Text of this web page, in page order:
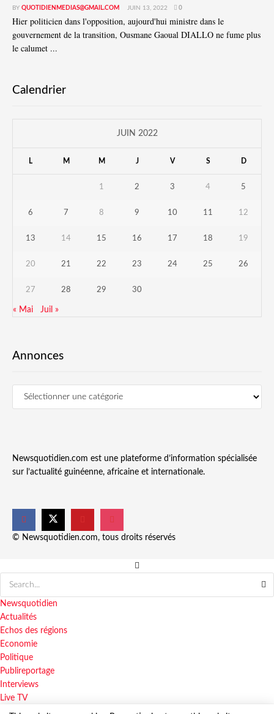
BY QUOTIDIENMEDIAS@GMAIL.COM JUIN 13, 2022 0
Hier politicien dans l'opposition, aujourd'hui ministre dans le
gouvernement de la transition, Ousmane Gaoual DIALLO ne fume plus
le calumet ...
Calendrier
JUIN 2022
L M M J V S D
1 2 3 4 5
6 7 8 9 10 11 12
13 14 15 16 17 18 19
20 21 22 23 24 25 26
27 28 29 30
« Mai Juil »
Annonces
Newsquotidien.com est une plateforme d’information spécialisée
sur l’actualité guinéenne, africaine et internationale.
© Newsquotidien.com, tous droits réservés
Newsquotidien
Actualités
Echos des régions
Economie
Politique
Publireportage
Interviews
Live TV